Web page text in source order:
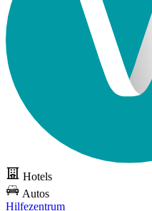
Hotels
Autos
Hilfezentrum